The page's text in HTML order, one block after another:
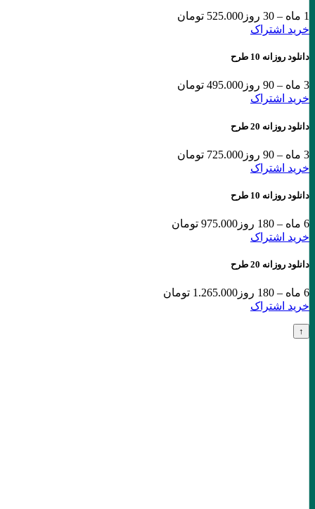
525.000 تومان
خرید اشتراک
دانلود روزانه 10 طرح
495.000 تومان
خرید اشتراک
دانلود روزانه 20 طرح
725.000 تومان
خرید اشتراک
دانلود روزانه 10 طرح
975.000 تومان
خرید اشتراک
دانلود روزانه 20 طرح
1.265.000 تومان
خرید اشتراک